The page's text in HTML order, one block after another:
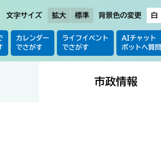
文字サイズ 拡大 標準 背景色の変更 白
カレンダー
でさがす
ライフイベント
でさがす
AIチャット
ボットへ質問
市政情報